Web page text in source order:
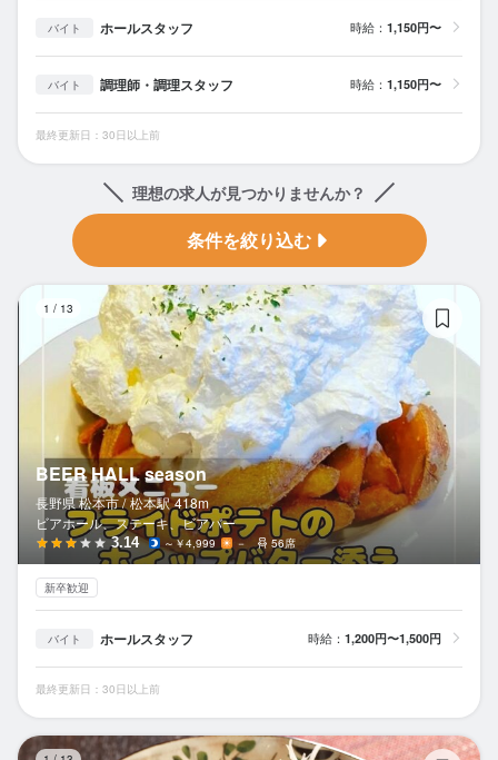
バイト ホールスタッフ 時給： 1,150円〜
バイト 調理師・調理スタッフ 時給： 1,150円〜
最終更新日：30日以上前
理想の求人が見つかりませんか？
条件を絞り込む
1 / 13
BEER HALL season
長野県 松本市 / 松本駅 418m
ビアホール、ステーキ、ビアバー
3.14 ～￥4,999 － 56席
新卒歓迎
バイト ホールスタッフ 時給： 1,200円〜1,500円
最終更新日：30日以上前